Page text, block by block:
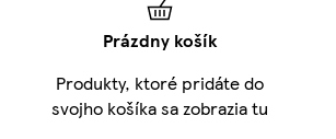
Prázdny košík
Produkty, ktoré pridáte do
svojho košíka sa zobrazia tu